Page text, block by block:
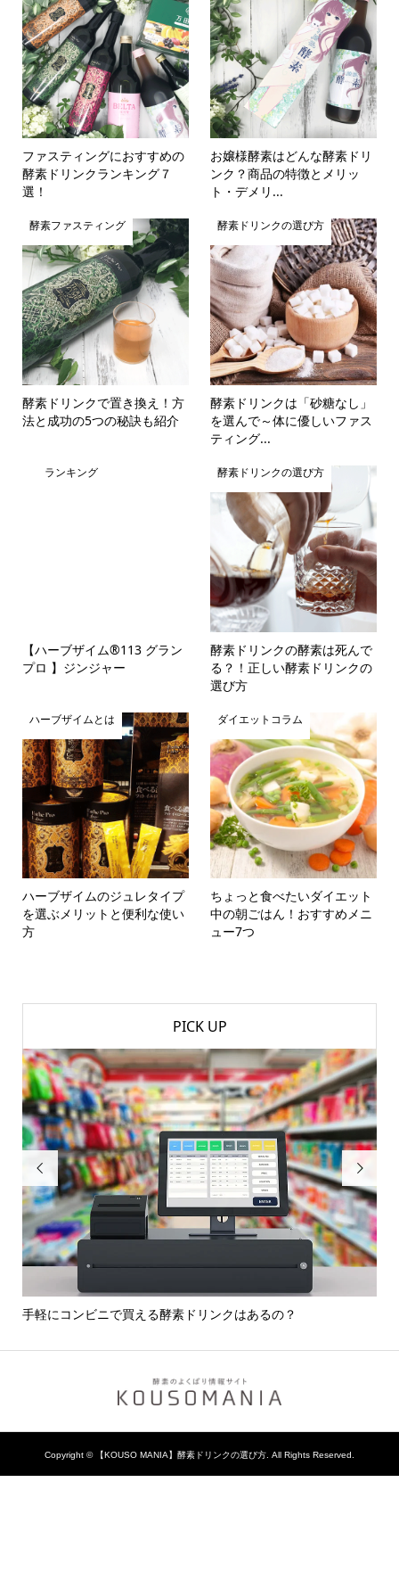
ファスティングにおすすめの
酵素ドリンクランキング７
選！
お嬢様酵素はどんな酵素ドリ
ンク？商品の特徴とメリッ
ト・デメリ...
酵素ファスティング
酵素ドリンクで置き換え！方
法と成功の5つの秘訣も紹介
酵素ドリンクの選び方
酵素ドリンクは「砂糖なし」
を選んで～体に優しいファス
ティング...
ランキング
【ハーブザイム®113 グラン
プロ 】ジンジャー
酵素ドリンクの選び方
酵素ドリンクの酵素は死んで
る？！正しい酵素ドリンクの
選び方
ハーブザイムとは
ハーブザイムのジュレタイプ
を選ぶメリットと便利な使い
方
ダイエットコラム
ちょっと食べたいダイエット
中の朝ごはん！おすすめメニ
ュー7つ
PICK UP

手軽にコンビニで買える酵素ドリンクはあるの？

Copyright ©【KOUSO MANIA】酵素ドリンクの選び方. All Rights Reserved.